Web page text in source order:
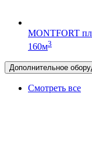
MONTFORT
160м3
Дополнительное
Смотреть все